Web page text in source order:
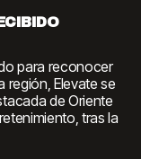
para reconocer
región, Elevate se
de Oriente
tras la